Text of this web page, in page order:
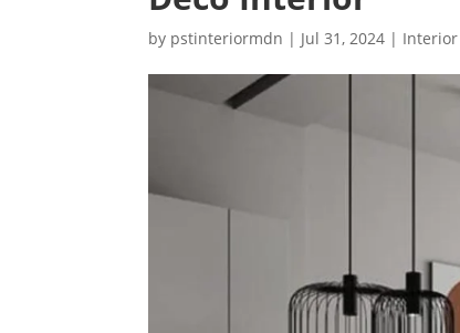
by pstinteriormdn | Jul 31, 2024 |